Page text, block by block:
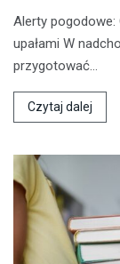
Alerty pogodowe:
upałami W
przygotować…
Czytaj dalej